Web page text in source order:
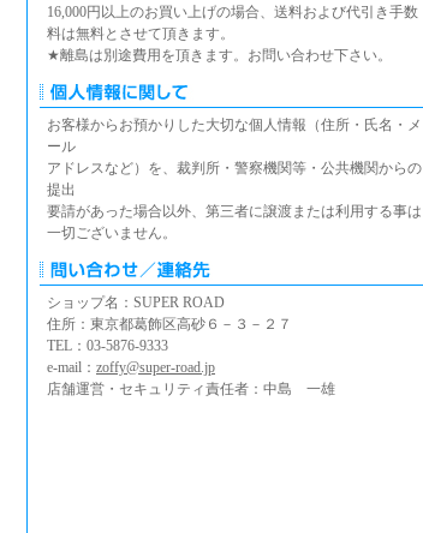
16,000円以上のお買い上げの場合、送料および代引き手数
料は無料とさせて頂きます。
★離島は別途費用を頂きます。お問い合わせ下さい。
お客様からお預かりした大切な個人情報（住所・氏名・メ
ール
アドレスなど）を、裁判所・警察機関等・公共機関からの
提出
要請があった場合以外、第三者に譲渡または利用する事は
一切ございません。
ショップ名：SUPER ROAD
住所：東京都葛飾区高砂６－３－２７
TEL：03-5876-9333
e-mail： zoffy@super-road.jp
店舗運営・セキュリティ責任者：中島 一雄